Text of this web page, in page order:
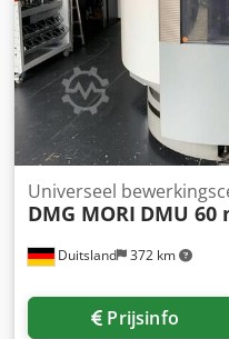
koop hebben. Neem
informatie. Dkodpex D
24 gereedschapsposities •
Spindelsnelheid: 18.000 •
Specification Through-
Duitsland 372 km
Universeel
DMG MORI DMU 60
Prijsinfo